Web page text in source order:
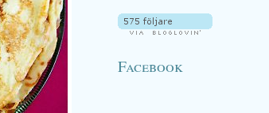
Facebook